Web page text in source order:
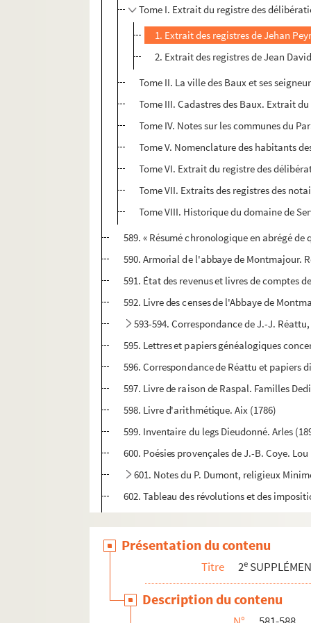
Tome I. Extrait du registre des
1. Extrait des registres de Jehan
2. Extrait des registres de Jean
Tome II. La ville des Baux et ses
Tome III. Cadastres des Baux. Extrait
Tome IV. Notes sur les communes du
Tome V. Nomenclature des habitants
Tome VI. Extrait du registre des
Tome VII. Extraits des registres des
Tome VIII. Historique du domaine de
589. « Résumé chronologique en abrégé
590. Armorial de l'abbaye de Montmajour.
591. État des revenus et livres de comptes
592. Livre des censes de l'Abbaye de
593-594. Correspondance de J.-J.
595. Lettres et papiers généalogiques
596. Correspondance de Réattu et
597. Livre de raison de Raspal. Familles
598. Livre d'arithmétique. Aix (1786)
599. Inventaire du legs Dieudonné. Arles
600. Poésies provençales de J.-B. Coye.
601. Notes du P. Dumont, religieux
602. Tableau des révolutions et des
604. Plans et relevés archéologiques. 1.
605-606. Papiers généalogiques de la
607. Registre des ventes faites à des
608-612. Notes et manuscrits de Jean-
Présentation du contenu
Titre 2e
Description du contenu